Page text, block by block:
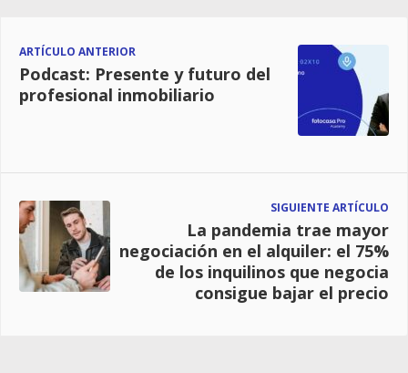
ARTÍCULO ANTERIOR
Podcast: Presente y futuro del
profesional inmobiliario
SIGUIENTE ARTÍCULO
La pandemia trae mayor
negociación en el alquiler: el 75%
de los inquilinos que negocia
consigue bajar el precio